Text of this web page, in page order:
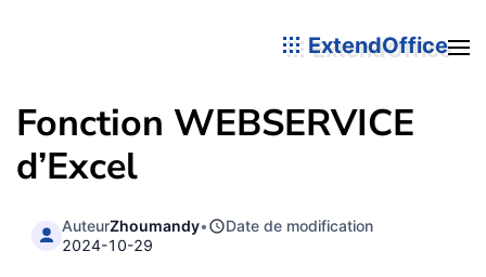
ExtendOffice
Fonction WEBSERVICE
d’Excel
AuteurZhoumandy•
Date de modification
2024-10-29